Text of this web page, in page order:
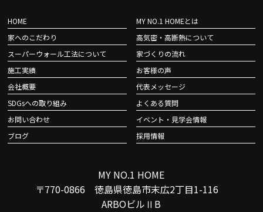
HOME
MY NO.1 HOMEとは
家へのこだわり
高気密・高断熱について
スーパーウォール工法について
家づくりの流れ
施工実績
お客様の声
会社概要
代表メッセージ
SDGsへの取り組み
よくある質問
お問い合わせ
イベント・見学会情報
ブログ
採用情報
MY NO.1 HOME
〒770-0866 徳島県徳島市末広2丁目1-116
ARBOビルⅡB